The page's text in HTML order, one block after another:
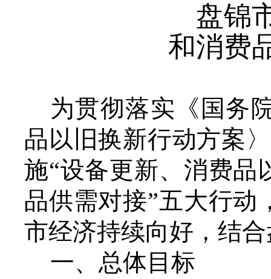
盘锦
和消费
为贯彻落实《国务
品以旧换新行动方案
施“设备更新、消费品
品供需对接”五大行动
市经济持续向好， 结合
一、 总体目标